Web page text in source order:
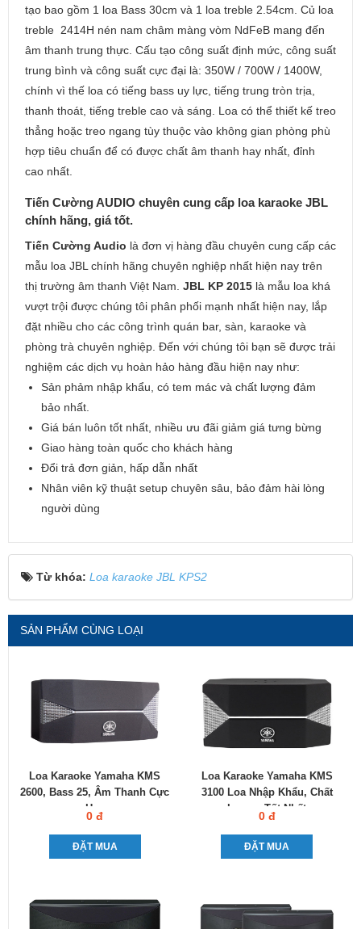
tạo bao gồm 1 loa Bass 30cm và 1 loa treble 2.54cm. Củ loa
treble 2414H nén nam châm màng vòm NdFeB mang đến
âm thanh trung thực. Cấu tạo công suất định mức, công suất
trung bình và công suất cực đại là: 350W / 700W / 1400W,
chính vì thế loa có tiếng bass uy lực, tiếng trung tròn trịa,
thanh thoát, tiếng treble cao và sáng. Loa có thể thiết kế treo
thẳng hoặc treo ngang tùy thuộc vào không gian phòng phù
hợp tiêu chuẩn để có được chất âm thanh hay nhất, đỉnh
cao nhất.
Tiến Cường AUDIO chuyên cung cấp loa karaoke JBL
chính hãng, giá tốt.
Tiến Cường Audio là đơn vị hàng đầu chuyên cung cấp các
mẫu loa JBL chính hãng chuyên nghiệp nhất hiện nay trên
thị trường âm thanh Việt Nam. JBL KP 2015 là mẫu loa khá
vượt trội được chúng tôi phân phối mạnh nhất hiện nay, lắp
đặt nhiều cho các công trình quán bar, sàn, karaoke và
phòng trà chuyên nghiệp. Đến với chúng tôi bạn sẽ được trải
nghiệm các dịch vụ hoàn hảo hàng đầu hiện nay như:
Sản phảm nhập khẩu, có tem mác và chất lượng đảm
bảo nhất.
Giá bán luôn tốt nhất, nhiều ưu đãi giảm giá tưng bừng
Giao hàng toàn quốc cho khách hàng
Đổi trả đơn giản, hấp dẫn nhất
Nhân viên kỹ thuật setup chuyên sâu, bảo đảm hài lòng
người dùng
Từ khóa: Loa karaoke JBL KPS2
SẢN PHẨM CÙNG LOẠI
Loa Karaoke Yamaha KMS
2600, Bass 25, Âm Thanh Cực
Hay
0 đ
ĐẶT MUA
Loa Karaoke Yamaha KMS
3100 Loa Nhập Khẩu, Chất
Lượng Tốt Nhất
0 đ
ĐẶT MUA